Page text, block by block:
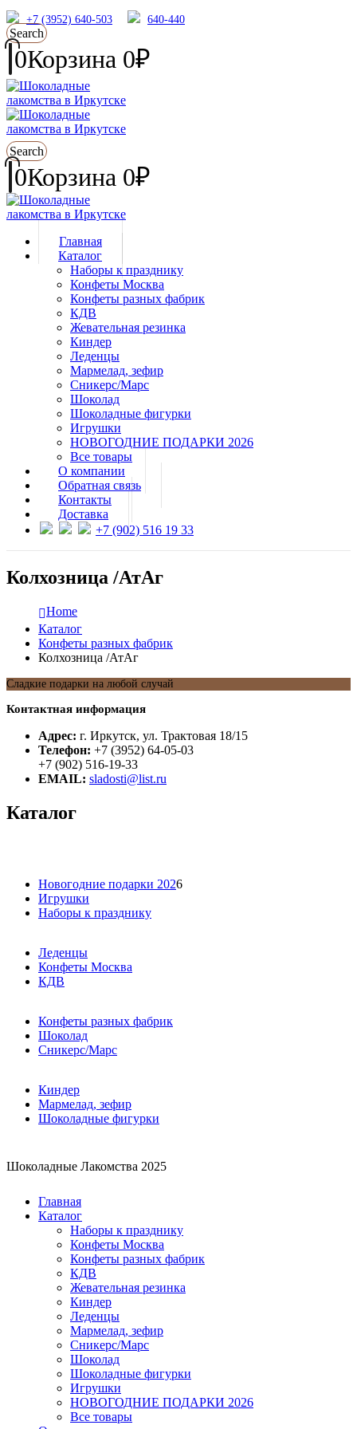
+7 (3952) 640-503 640-440
Search
0Корзина 0₽
Search
0Корзина 0₽
Главная
Каталог
Наборы к празднику
Конфеты Москва
Конфеты разных фабрик
КДВ
Жевательная резинка
Киндер
Леденцы
Мармелад, зефир
Сникерс/Марс
Шоколад
Шоколадные фигурки
Игрушки
НОВОГОДНИЕ ПОДАРКИ 2026
Все товары
О компании
Обратная связь
Контакты
Доставка
+7 (902) 516 19 33
Колхозница /АтАг
Home
Каталог
Конфеты разных фабрик
Колхозница /АтАг
Сладкие подарки на любой случай
Контактная информация
Адрес: г. Иркутск, ул. Трактовая 18/15
Телефон: +7 (3952) 64-05-03
+7 (902) 516-19-33
EMAIL: sladosti@list.ru
Каталог
Новогодние подарки 2026
Игрушки
Наборы к празднику
Леденцы
Конфеты Москва
КДВ
Конфеты разных фабрик
Шоколад
Сникерс/Марс
Киндер
Мармелад, зефир
Шоколадные фигурки
Шоколадные Лакомства 2025
Главная
Каталог
Наборы к празднику
Конфеты Москва
Конфеты разных фабрик
КДВ
Жевательная резинка
Киндер
Леденцы
Мармелад, зефир
Сникерс/Марс
Шоколад
Шоколадные фигурки
Игрушки
НОВОГОДНИЕ ПОДАРКИ 2026
Все товары